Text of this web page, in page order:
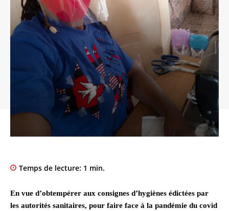
Temps de lecture: 1 min.
En vue d’obtempérer aux consignes d’hygiènes édictées par
les autorités sanitaires, pour faire face à la pandémie du covid